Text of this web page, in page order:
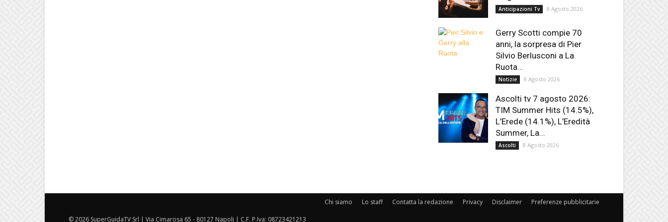
Anticipazioni Tv 8 Agosto 2026
Gerry Scotti compie 70
anni, la sorpresa di Pier
Silvio Berlusconi a La
Ruota...
Notizie 8 Agosto 2026
Ascolti tv 7 agosto 2026:
TIM Summer Hits (14.5%),
L’Erede (14.1%), L’Eredità
Summer, La...
Ascolti 8 Agosto 2026
Chi siamo Lo staff Contatta la redazione Privacy Disclaimer Preferenze pubblicitarie
© 2026 SuperGuidaTV Srl | Via Cimarosa 65 - 80127 Napoli | C.F. P.Iva: 08723421213